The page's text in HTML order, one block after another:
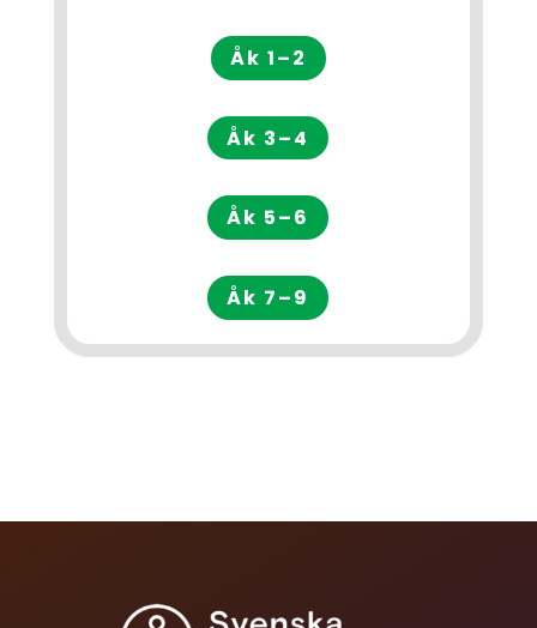
Åk 1–2
Åk 3–4
Åk 5–6
Åk 7–9